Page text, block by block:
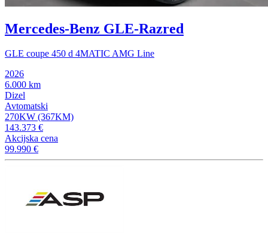
Mercedes-Benz GLE-Razred
GLE coupe 450 d 4MATIC AMG Line
2026
6.000 km
Dizel
Avtomatski
270KW (367KM)
143.373 €
Akcijska cena
99.990 €